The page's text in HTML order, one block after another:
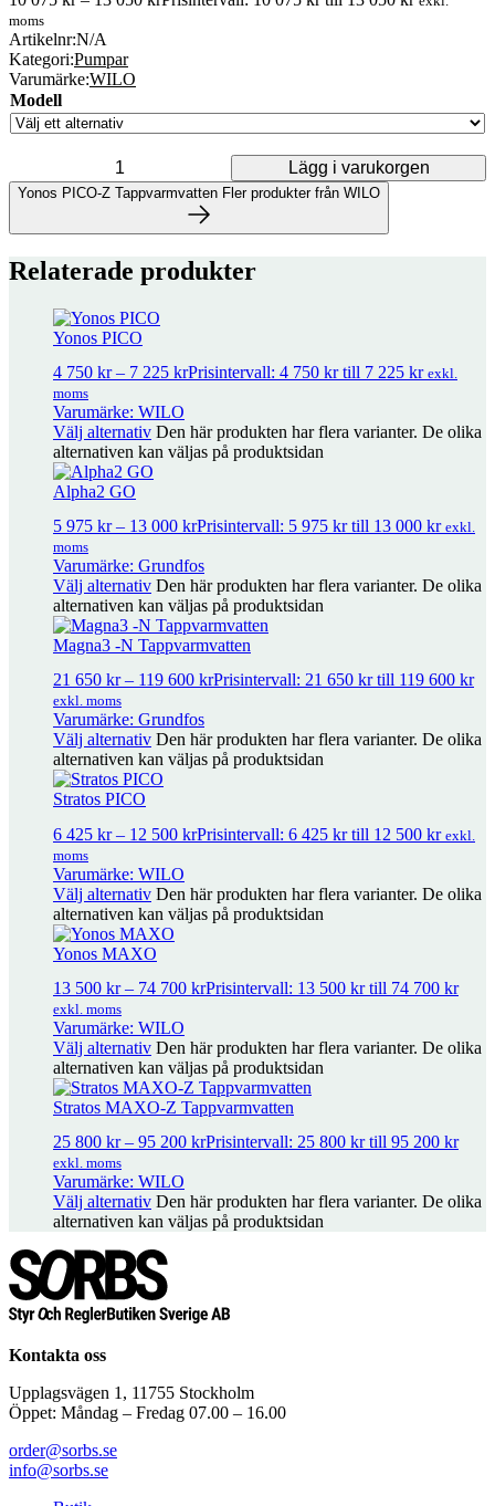
moms
Artikelnr:N/A
Kategori:Pumpar
Varumärke:WILO
Modell
Yonos PICO-Z Tappvarmvatten mängd Lägg i varukorgen
Yonos PICO-Z Tappvarmvatten Fler produkter från WILO
Fler produkter från WILO
075 kr till 13 050 kr exkl. moms
Yonos PICO 4 750kr – 7 225krPrisintervall: 4 750 kr till 7 225 kr
exkl. moms
Yonos MAXO-Z Tappvarmvatten 19 950kr – 91 700krPrisintervall:
19 950 kr till 91 700 kr
exkl. moms
Yonos MAXO 13 500kr – 74 700kr
700 kr exkl. moms
Stratos PICO-Z Tappvarmvatten
750 kr till 16 650 kr exkl. moms
Stratos PICO 6 425
exkl. moms
Stratos MAXO-Z Tappvarmvatten 25 800kr – 95 200krPrisintervall:
25 800 kr till 95 200 kr exkl. moms
Stratos MAXO 14 200kr – 99 400krPrisintervall: 14 200 kr till 99
400 kr exkl. moms
Relaterade produkter
Yonos PICO
4 750 kr – 7 225 krPrisintervall: 4 750 kr till 7 225 kr exkl.
moms
Varumärke: WILO
Välj alternativ Den här produkten har flera varianter. De olika
alternativen kan väljas på produktsidan
Alpha2 GO
5 975 kr – 13 000 krPrisintervall: 5 975 kr till 13 000 kr exkl.
moms
Varumärke: Grundfos
Välj alternativ Den här produkten har flera varianter. De olika
alternativen kan väljas på produktsidan
Magna3 -N Tappvarmvatten
21 650 kr – 119 600 krPrisintervall: 21 650 kr till 119 600 kr
exkl. moms
Varumärke: Grundfos
Välj alternativ Den här produkten har flera varianter. De olika
alternativen kan väljas på produktsidan
Stratos PICO
6 425 kr – 12 500 krPrisintervall: 6 425 kr till 12 500 kr exkl.
moms
Varumärke: WILO
Välj alternativ Den här produkten har flera varianter. De olika
alternativen kan väljas på produktsidan
Yonos MAXO
13 500 kr – 74 700 krPrisintervall: 13 500 kr till 74 700 kr
exkl. moms
Varumärke: WILO
Välj alternativ Den här produkten har flera varianter. De olika
alternativen kan väljas på produktsidan
Stratos MAXO-Z Tappvarmvatten
25 800 kr – 95 200 krPrisintervall: 25 800 kr till 95 200 kr
exkl. moms
Varumärke: WILO
Välj alternativ Den här produkten har flera varianter. De olika
alternativen kan väljas på produktsidan
Kontakta oss
Upplagsvägen 1, 11755 Stockholm
Öppet: Måndag – Fredag 07.00 – 16.00
order@sorbs.se
info@sorbs.se